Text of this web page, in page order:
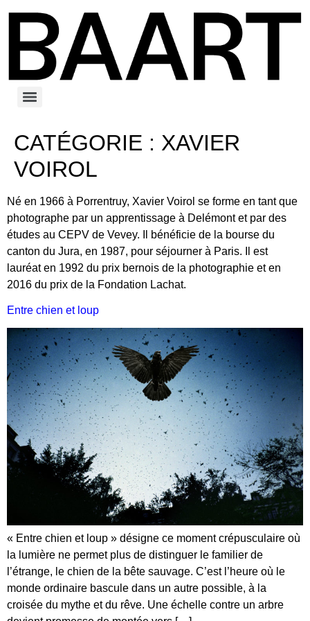
CATÉGORIE : XAVIER
VOIROL
Né en 1966 à Porrentruy, Xavier Voirol se forme en tant que
photographe par un apprentissage à Delémont et par des
études au CEPV de Vevey. Il bénéficie de la bourse du
canton du Jura, en 1987, pour séjourner à Paris. Il est
lauréat en 1992 du prix bernois de la photographie et en
2016 du prix de la Fondation Lachat.
Entre chien et loup
« Entre chien et loup » désigne ce moment crépusculaire où
la lumière ne permet plus de distinguer le familier de
l’étrange, le chien de la bête sauvage. C’est l’heure où le
monde ordinaire bascule dans un autre possible, à la
croisée du mythe et du rêve. Une échelle contre un arbre